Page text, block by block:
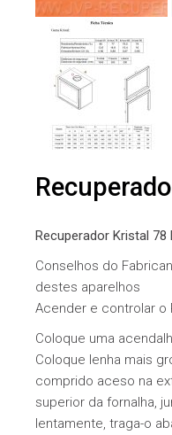
Recuperador Kristal 78
Conselhos do
destes aparelhos
Acender e controlar o
Coloque uma
Coloque lenha mais
comprido aceso na
superior da fornalha,
lentamente, traga-o